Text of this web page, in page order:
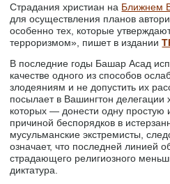
Страдания христиан на Ближнем
для осуществления планов
особенно тех, которые
терроризмом», пишет в издании
В последние годы Башар Асад
качестве одного из способов
злодеяниям и не допустить их
посылает в Вашингтон делегации
которых — донести одну простую
причиной беспорядков в
мусульманские экстремисты,
означает, что последней линией
страдающего религиозного
диктатура.